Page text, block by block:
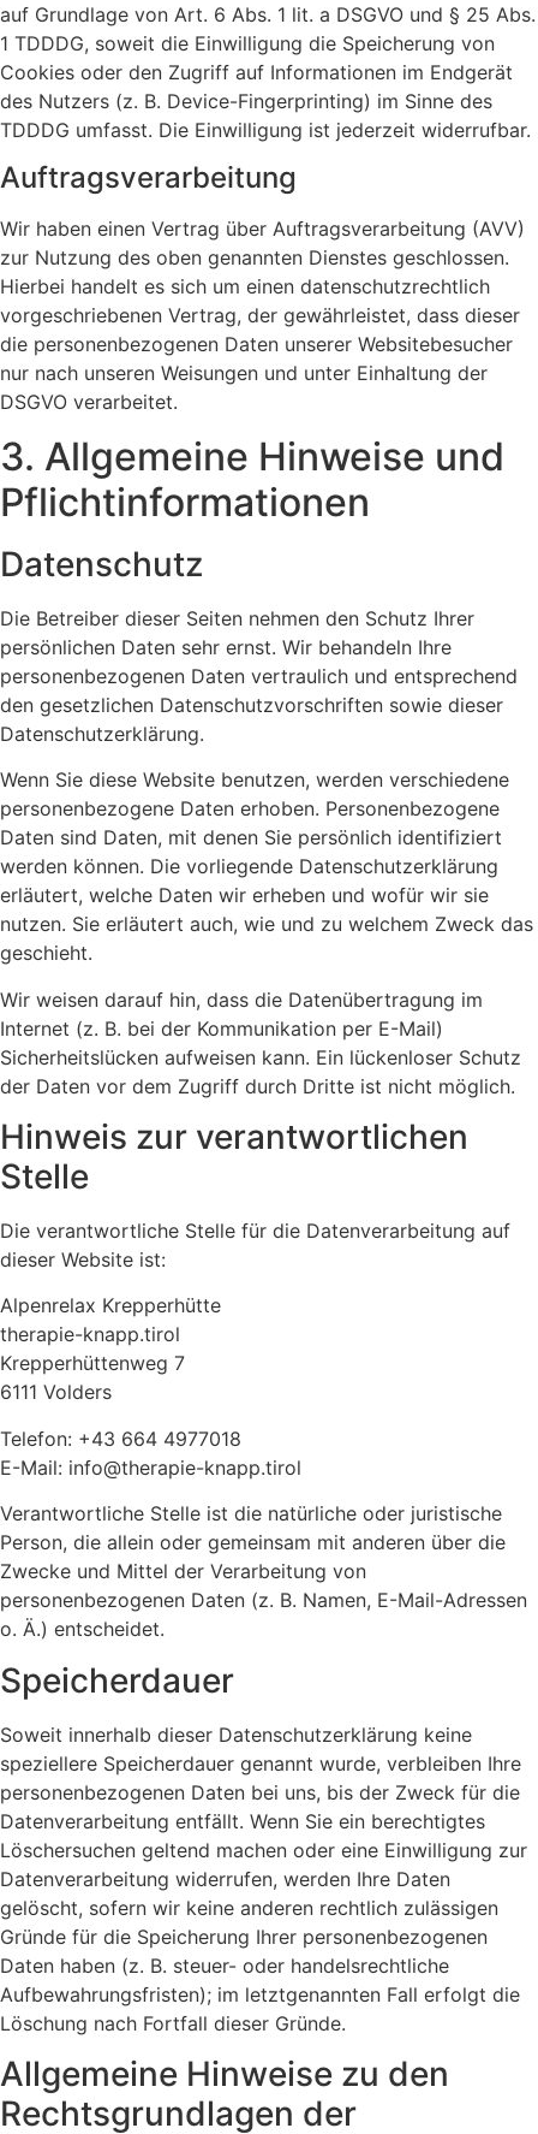
auf Grundlage von Art. 6 Abs. 1 lit. a DSGVO und § 25 Abs.
1 TDDDG, soweit die Einwilligung die Speicherung von
Cookies oder den Zugriff auf Informationen im Endgerät
des Nutzers (z. B. Device-Fingerprinting) im Sinne des
TDDDG umfasst. Die Einwilligung ist jederzeit widerrufbar.
Auftragsverarbeitung
Wir haben einen Vertrag über Auftragsverarbeitung (AVV)
zur Nutzung des oben genannten Dienstes geschlossen.
Hierbei handelt es sich um einen datenschutzrechtlich
vorgeschriebenen Vertrag, der gewährleistet, dass dieser
die personenbezogenen Daten unserer Websitebesucher
nur nach unseren Weisungen und unter Einhaltung der
DSGVO verarbeitet.
3. Allgemeine Hinweise und
Pflicht­informationen
Datenschutz
Die Betreiber dieser Seiten nehmen den Schutz Ihrer
persönlichen Daten sehr ernst. Wir behandeln Ihre
personenbezogenen Daten vertraulich und entsprechend
den gesetzlichen Datenschutzvorschriften sowie dieser
Datenschutzerklärung.
Wenn Sie diese Website benutzen, werden verschiedene
personenbezogene Daten erhoben. Personenbezogene
Daten sind Daten, mit denen Sie persönlich identifiziert
werden können. Die vorliegende Datenschutzerklärung
erläutert, welche Daten wir erheben und wofür wir sie
nutzen. Sie erläutert auch, wie und zu welchem Zweck das
geschieht.
Wir weisen darauf hin, dass die Datenübertragung im
Internet (z. B. bei der Kommunikation per E-Mail)
Sicherheitslücken aufweisen kann. Ein lückenloser Schutz
der Daten vor dem Zugriff durch Dritte ist nicht möglich.
Hinweis zur verantwortlichen
Stelle
Die verantwortliche Stelle für die Datenverarbeitung auf
dieser Website ist:
Alpenrelax Krepperhütte
therapie-knapp.tirol
Krepperhüttenweg 7
6111 Volders
Telefon: +43 664 4977018
E-Mail: info@therapie-knapp.tirol
Verantwortliche Stelle ist die natürliche oder juristische
Person, die allein oder gemeinsam mit anderen über die
Zwecke und Mittel der Verarbeitung von
personenbezogenen Daten (z. B. Namen, E-Mail-Adressen
o. Ä.) entscheidet.
Speicherdauer
Soweit innerhalb dieser Datenschutzerklärung keine
speziellere Speicherdauer genannt wurde, verbleiben Ihre
personenbezogenen Daten bei uns, bis der Zweck für die
Datenverarbeitung entfällt. Wenn Sie ein berechtigtes
Löschersuchen geltend machen oder eine Einwilligung zur
Datenverarbeitung widerrufen, werden Ihre Daten
gelöscht, sofern wir keine anderen rechtlich zulässigen
Gründe für die Speicherung Ihrer personenbezogenen
Daten haben (z. B. steuer- oder handelsrechtliche
Aufbewahrungsfristen); im letztgenannten Fall erfolgt die
Löschung nach Fortfall dieser Gründe.
Allgemeine Hinweise zu den
Rechtsgrundlagen der